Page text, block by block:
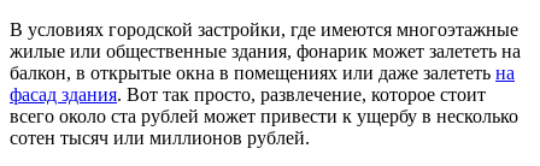
В условиях городской застройки, где имеются многоэтажные
жилые или общественные здания, фонарик может залететь на
балкон, в открытые окна в помещениях или даже залететь на
фасад здания. Вот так просто, развлечение, которое стоит
всего около ста рублей может привести к ущербу в несколько
сотен тысяч или миллионов рублей.